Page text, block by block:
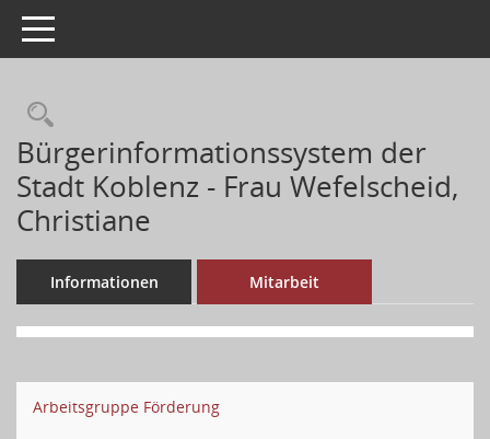
Toggle navigation
Bürgerinformationssystem der
Stadt Koblenz - Frau Wefelscheid,
Christiane
Informationen Mitarbeit
Arbeitsgruppe Förderung